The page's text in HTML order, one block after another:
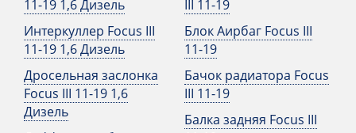
11-19 1,6 Дизель
Интеркуллер Focus III
11-19 1,6 Дизель
Дросельная заслонка
Focus III 11-19 1,6
Дизель
III 11-19
Блок Аирбаг Focus III
11-19
Бачок радиатора Focus
III 11-19
Балка задняя Focus III